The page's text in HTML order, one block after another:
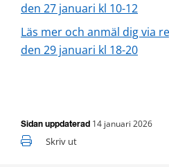
den 27 januari kl 10-12
Läs mer och anmäl dig via
den 29 januari kl 18-20
Sidan uppdaterad 14 januari 2026
Skriv ut